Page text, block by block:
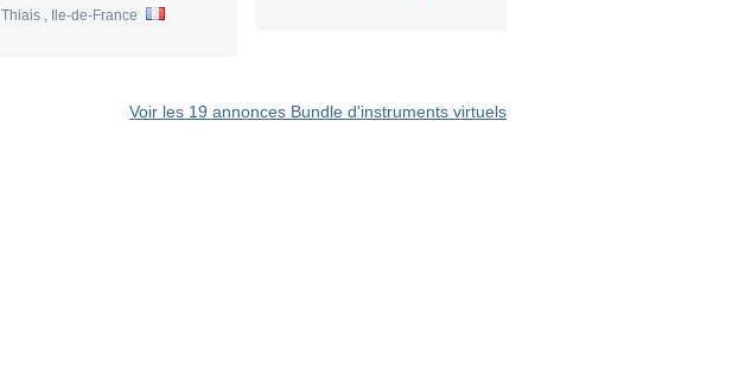
Thiais , Ile-de-France
Voir les 19 annonces Bundle d'instruments virtuels